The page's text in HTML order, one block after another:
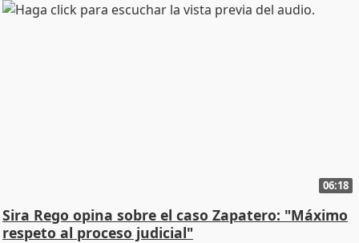
06:18
Sira Rego opina sobre el caso Zapatero: "Máximo
respeto al proceso judicial"